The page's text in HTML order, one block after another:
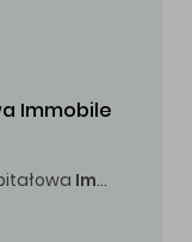
Immobile
Immobile